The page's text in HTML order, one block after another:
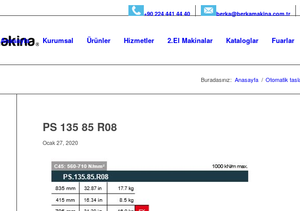
+90 224 441 44 40 berka@berkamakina.com.tr
Anasayfa Kurumsal Ürünler Hizmetler 2.El Makinalar Kataloglar Fuarlar
Buradasınız: Anasayfa / Otomatik
PS 135 85 R08
Ocak 27, 2020